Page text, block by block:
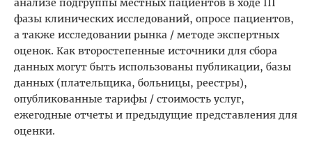
анализе подгруппы местных пациентов в ходе III
фазы клинических исследований, опросе пациентов,
а также исследовании рынка / методе экспертных
оценок. Как второстепенные источники для сбора
данных могут быть использованы публикации, базы
данных (плательщика, больницы, реестры),
опубликованные тарифы / стоимость услуг,
ежегодные отчеты и предыдущие представления для
оценки.